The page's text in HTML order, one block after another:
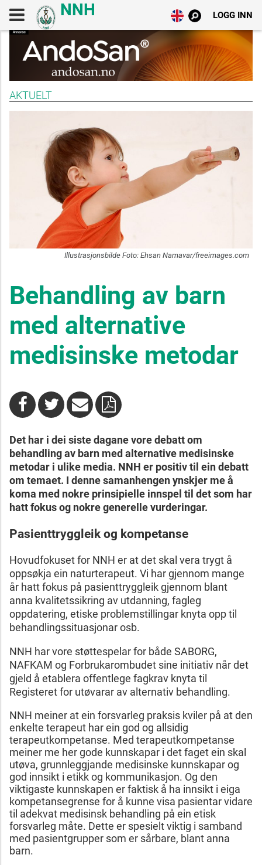
LOGG INN
AKTUELT
Illustrasjonsbilde Foto: Ehsan Namavar/freeimages.com
Behandling av barn
med alternative
medisinske metodar
Det har i dei siste dagane vore debatt om
behandling av barn med alternative medisinske
metodar i ulike media. NNH er positiv til ein debatt
om temaet. I denne samanhengen ynskjer me å
koma med nokre prinsipielle innspel til det som har
hatt fokus og nokre generelle vurderingar.
Pasienttryggleik og kompetanse
Hovudfokuset for NNH er at det skal vera trygt å
oppsøkja ein naturterapeut. Vi har gjennom mange
år hatt fokus på pasienttryggleik gjennom blant
anna kvalitetssikring av utdanning, fagleg
oppdatering, etiske problemstillingar knyta opp til
behandlingssituasjonar osb.
NNH har vore støttespelar for både SABORG,
NAFKAM og Forbrukarombudet sine initiativ når det
gjeld å etablera offentlege fagkrav knyta til
Registeret for utøvarar av alternativ behandling.
NNH meiner at ein forsvarleg praksis kviler på at den
enkelte terapeut har ein god og allsidig
terapeutkompetanse. Med terapeutkompetanse
meiner me her gode kunnskapar i det faget ein skal
utøva, grunnleggjande medisinske kunnskapar og
god innsikt i etikk og kommunikasjon. Og den
viktigaste kunnskapen er faktisk å ha innsikt i eiga
kompetansegrense for å kunne visa pasientar vidare
til adekvat medisinsk behandling på ein etisk
forsvarleg måte. Dette er spesielt viktig i samband
med pasientgrupper som er sårbare, blant anna
barn.